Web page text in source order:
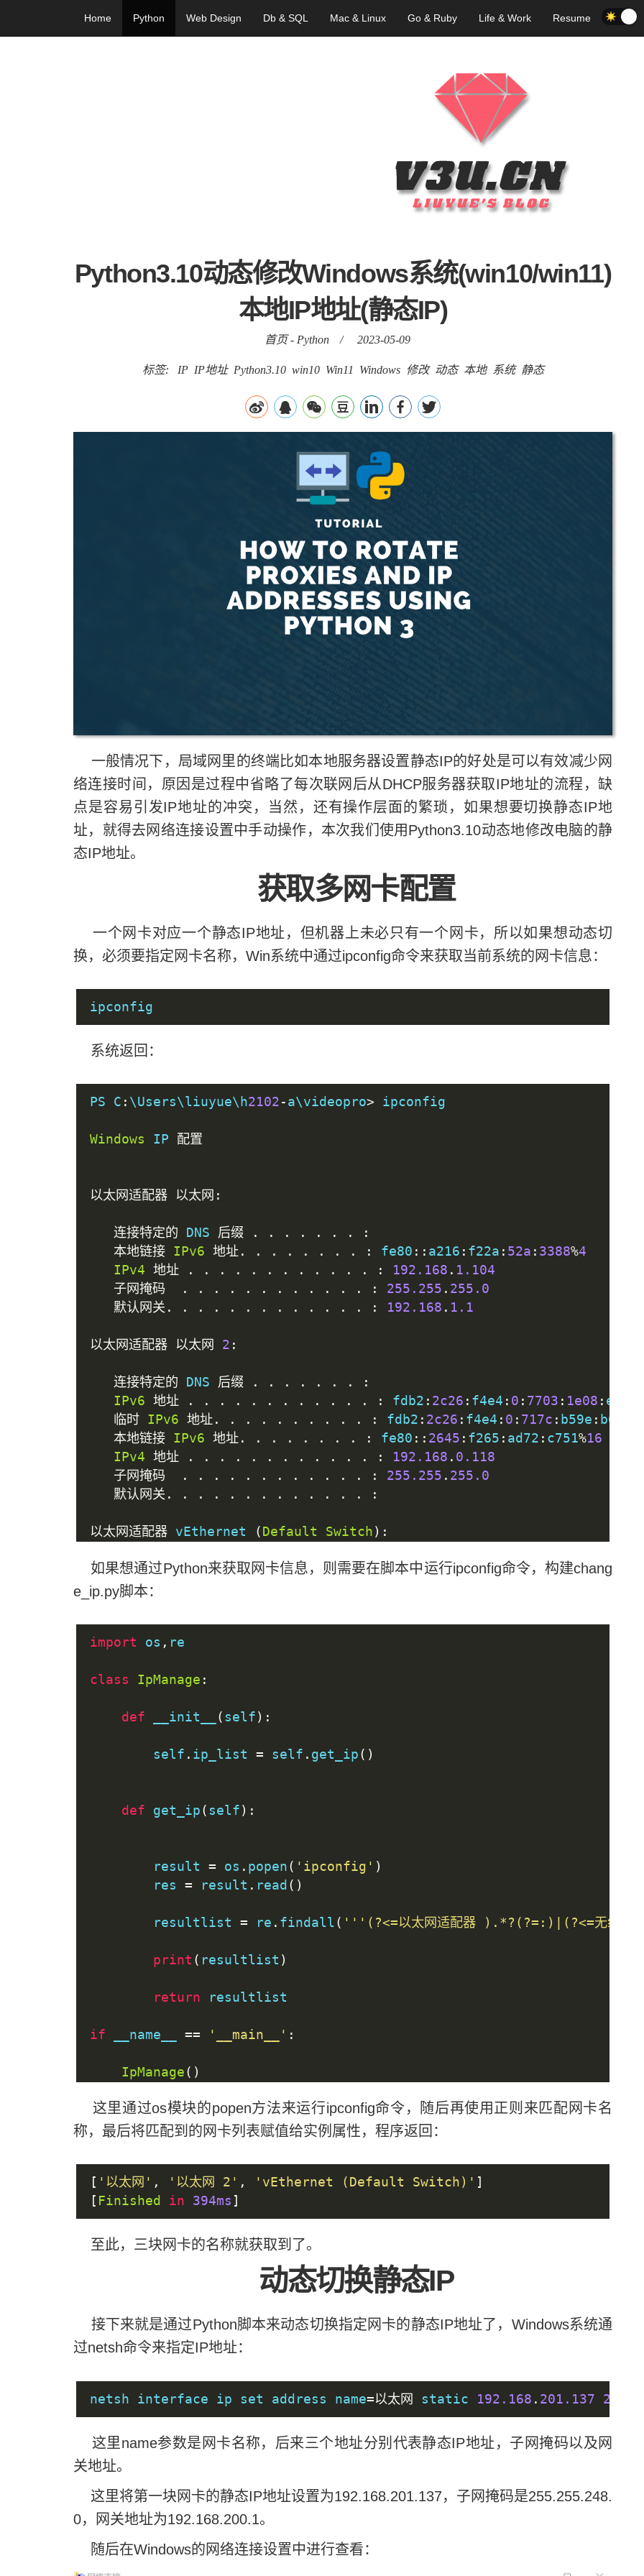
Home Python Web Design Db & SQL Mac & Linux Go & Ruby Life & Work Resume
Python3.10动态修改Windows系统(win10/win11)
本地IP地址(静态IP)
首页- Python / 2023-05-09
标签: IP IP地址 Python3.10 win10 Win11 Windows 修改 动态 本地 系统 静态
一般情况下，局域网里的终端比如本地服务器设置静态IP的好处是可以有效减少网
络连接时间，原因是过程中省略了每次联网后从DHCP服务器获取IP地址的流程，缺
点是容易引发IP地址的冲突，当然，还有操作层面的繁琐，如果想要切换静态IP地
址，就得去网络连接设置中手动操作，本次我们使用Python3.10动态地修改电脑的静
态IP地址。
获取多网卡配置
一个网卡对应一个静态IP地址，但机器上未必只有一个网卡，所以如果想动态切
换，必须要指定网卡名称，Win系统中通过ipconfig命令来获取当前系统的网卡信息：
ipconfig
系统返回：
PS C : \Users\liuyue\h2102-a\videopro> ipconfig
Windows IP 配置
以太网适配器 以太网:
连接特定的 DNS 后缀 . . . . . . .
:
本地链接 IPv6 地址. . . . . . . . : fe80 :: a216 : f22a : 52a : 3388%4
IPv4 地址 . . . . . . . . . . . . : 192.168 . 1.104
子网掩码
. . . . . . . . . . . . : 255.255 . 255.0
默认网关.
. . . . . . . . . . . . : 192.168 . 1.1
以太网适配器 以太网 2 :
连接特定的 DNS 后缀 . . . . . . .
:
IPv6 地址 . . . . . . . . . . . . : fdb2 : 2c26 : f4e4 : 0 : 7703 : 1e08 : e622
临时 IPv6 地址. . . . . . . . . . : fdb2 : 2c26 : f4e4 : 0 : 717c : b59e : b6cd
本地链接 IPv6 地址. . . . . . . . : fe80 :: 2645 : f265 : ad72 : c751%16
IPv4 地址 . . . . . . . . . . . . : 192.168 . 0.118
子网掩码
. . . . . . . . . . . . : 255.255 . 255.0
默认网关.
. . . . . . . . . . . . :
以太网适配器 vEthernet (Default Switch):
连接特定的 DNS 后缀 . . . . . . :
本地链接
子网掩码
. . . . . . . . . . . . : 255.255.240.0
默认网关. .
如果想通过Python来获取网卡信息，则需要在脚本中运行ipconfig命令，构建chang
e_ip.py脚本：
import os , re
class IpManage :
def __init__ (self):
        self
. ip_list = self . get_ip()
def get_ip(self):
        result
= os . popen( 'ipconfig' )
        res
= result . read()
        resultlist
= re . findall ( '''(?<=以太网适配器 ).*?(?=:)|(?<=无线
print ( resultlist )
return resultlist
if __name__ == '__main__' :
IpManage()
这里通过os模块的popen方法来运行ipconfig命令，随后再使用正则来匹配网卡名
称，最后将匹配到的网卡列表赋值给实例属性，程序返回：
[ '以太网' , '以太网 2' , 'vEthernet (Default Switch)' ]
[ Finished in 394ms ]
至此，三块网卡的名称就获取到了。
动态切换静态IP
接下来就是通过Python脚本来动态切换指定网卡的静态IP地址了，Windows系统通
过netsh命令来指定IP地址：
netsh interface ip set address name=以太网 static 192.168 . 201.137
这里name参数是网卡名称，后来三个地址分别代表静态IP地址，子网掩码以及网
关地址。
这里将第一块网卡的静态IP地址设置为192.168.201.137，子网掩码是255.255.248.
0，网关地址为192.168.200.1。
随后在Windows的网络连接设置中进行查看：